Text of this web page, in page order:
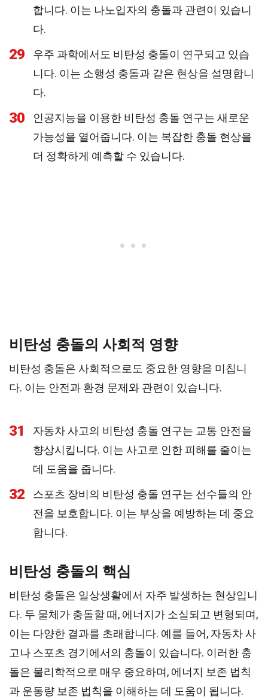
합니다. 이는 나노입자의 충돌과 관련이 있습니
다.
29
우주 과학에서도 비탄성 충돌이 연구되고 있습
니다. 이는 소행성 충돌과 같은 현상을 설명합니
다.
30
인공지능을 이용한 비탄성 충돌 연구는 새로운
가능성을 열어줍니다. 이는 복잡한 충돌 현상을
더 정확하게 예측할 수 있습니다.
비탄성 충돌의 사회적 영향
비탄성 충돌은 사회적으로도 중요한 영향을 미칩니
다. 이는 안전과 환경 문제와 관련이 있습니다.
31
자동차 사고의 비탄성 충돌 연구는 교통 안전을
향상시킵니다. 이는 사고로 인한 피해를 줄이는
데 도움을 줍니다.
32
스포츠 장비의 비탄성 충돌 연구는 선수들의 안
전을 보호합니다. 이는 부상을 예방하는 데 중요
합니다.
비탄성 충돌의 핵심
비탄성 충돌은 일상생활에서 자주 발생하는 현상입니
다. 두 물체가 충돌할 때, 에너지가 소실되고 변형되며,
이는 다양한 결과를 초래합니다. 예를 들어, 자동차 사
고나 스포츠 경기에서의 충돌이 있습니다. 이러한 충
돌은 물리학적으로 매우 중요하며, 에너지 보존 법칙
과 운동량 보존 법칙을 이해하는 데 도움이 됩니다.